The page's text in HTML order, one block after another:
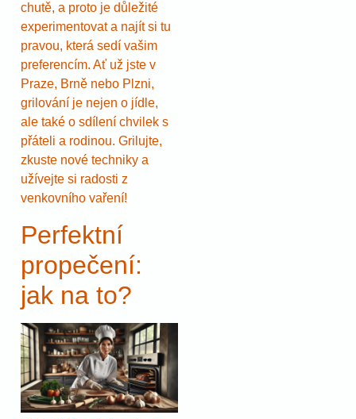
chutě, a proto je důležité
experimentovat a najít si tu
pravou, která sedí vašim
preferencím. Ať už jste v
Praze, Brně nebo Plzni,
grilování je nejen o jídle,
ale také o sdílení chvilek s
přáteli a rodinou. Grilujte,
zkuste nové techniky a
užívejte si radosti z
venkovního vaření!
Perfektní
propečení:
jak na to?